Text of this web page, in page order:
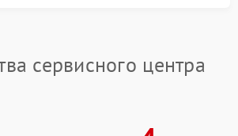
сервисного центра